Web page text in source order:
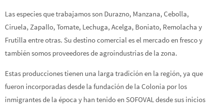
Las especies que trabajamos son Durazno, Manzana, Cebolla,
Ciruela, Zapallo, Tomate, Lechuga, Acelga, Boniato, Remolacha y
Frutilla entre otras. Su destino comercial es el mercado en fresco y
también somos proveedores de agroindustrias de la zona.
Estas producciones tienen una larga tradición en la región, ya que
fueron incorporadas desde la fundación de la Colonia por los
inmigrantes de la época y han tenido en SOFOVAL desde sus inicios